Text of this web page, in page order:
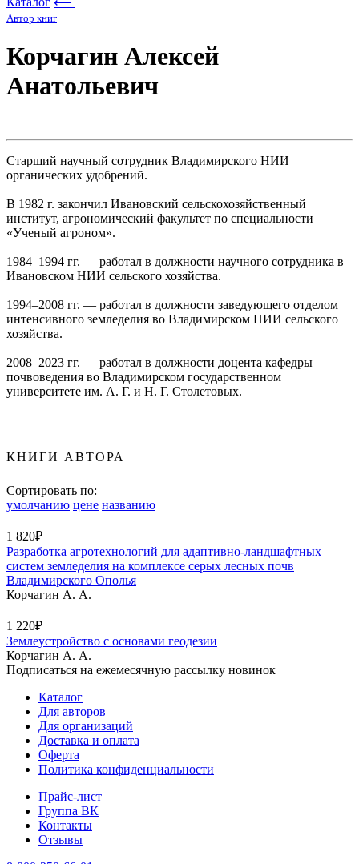
Автор книг
Корчагин Алексей
Анатольевич
Старший научный сотрудник Владимирского НИИ
органических удобрений.
В 1982 г. закончил Ивановский сельскохозяйственный
институт, агрономический факультет по специальности
«Ученый агроном».
1984–1994 гг. — работал в должности научного сотрудника в
Ивановском НИИ сельского хозяйства.
1994–2008 гг. — работал в должности заведующего отделом
интенсивного земледелия во Владимирском НИИ сельского
хозяйства.
2008–2023 гг. — работал в должности доцента кафедры
почвоведения во Владимирском государственном
университете им. А. Г. и Н. Г. Столетовых.
КНИГИ АВТОРА
Сортировать по:
умолчанию цене названию
1 820₽
Разработка агротехнологий для адаптивно-ландшафтных
систем земледелия на комплексе серых лесных почв
Владимирского Ополья
Корчагин А. А.
1 220₽
Землеустройство с основами геодезии
Корчагин А. А.
Подписаться на ежемесячную рассылку новинок
Каталог
Для авторов
Для организаций
Доставка и оплата
Оферта
Политика конфиденциальности
Прайс-лист
Группа ВК
Контакты
Отзывы